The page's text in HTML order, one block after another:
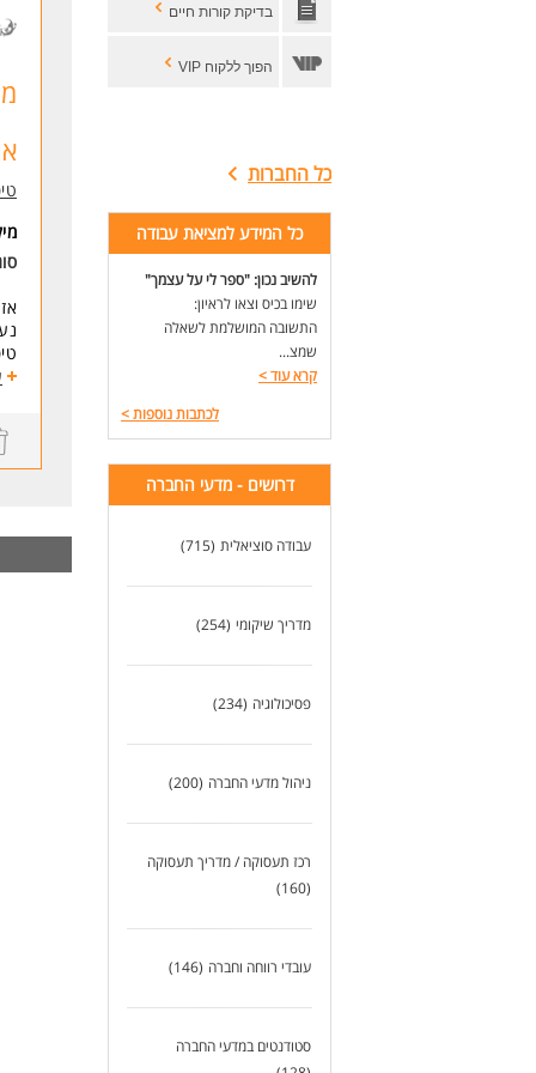
בדיקת קורות חיים
הפוך ללקוח VIP
כל החברות
כל המידע למציאת עבודה
להשיב נכון: "ספר לי על עצמך"
שימו בכיס וצאו לראיון:
התשובה המושלמת לשאלה
שמצ...
קרא עוד>
לכתבות נוספות>
דרושים - מדעי החברה
עבודה סוציאלית (715)
מדריך שיקומי (254)
פסיכולוגיה (234)
ניהול מדעי החברה (200)
רכז תעסוקה / מדריך תעסוקה
(160)
עובדי רווחה וחברה (146)
סטודנטים במדעי החברה
*
*
*